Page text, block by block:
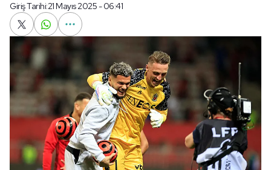
Giriş Tarihi:21 Mayıs 2025 - 06:41